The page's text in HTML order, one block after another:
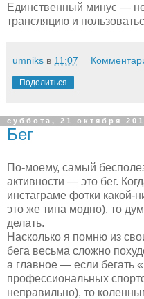
Единственный минус —
трансляцию и
umniks в 11:07
Поделиться
суббота, 21 октября
Бег
По-моему, самый
активности — это бег.
инстаграме фотки какой-
это же типа модно), то
делать.
Насколько я помню из
бега весьма сложно
а главное — если бегать
профессиональных
неправильно), то